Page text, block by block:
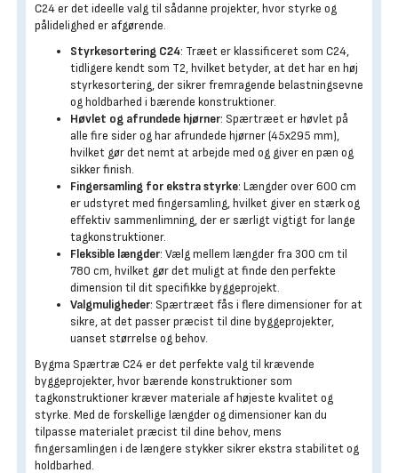
C24 er det ideelle valg til sådanne projekter, hvor styrke og
pålidelighed er afgørende.
Styrkesortering C24: Træet er klassificeret som C24,
tidligere kendt som T2, hvilket betyder, at det har en høj
styrkesortering, der sikrer fremragende belastningsevne
og holdbarhed i bærende konstruktioner.
Høvlet og afrundede hjørner: Spærtræet er høvlet på
alle fire sider og har afrundede hjørner (45x295 mm),
hvilket gør det nemt at arbejde med og giver en pæn og
sikker finish.
Fingersamling for ekstra styrke: Længder over 600 cm
er udstyret med fingersamling, hvilket giver en stærk og
effektiv sammenlimning, der er særligt vigtigt for lange
tagkonstruktioner.
Fleksible længder: Vælg mellem længder fra 300 cm til
780 cm, hvilket gør det muligt at finde den perfekte
dimension til dit specifikke byggeprojekt.
Valgmuligheder: Spærtræet fås i flere dimensioner for at
sikre, at det passer præcist til dine byggeprojekter,
uanset størrelse og behov.
Bygma Spærtræ C24 er det perfekte valg til krævende
byggeprojekter, hvor bærende konstruktioner som
tagkonstruktioner kræver materiale af højeste kvalitet og
styrke. Med de forskellige længder og dimensioner kan du
tilpasse materialet præcist til dine behov, mens
fingersamlingen i de længere stykker sikrer ekstra stabilitet og
holdbarhed.